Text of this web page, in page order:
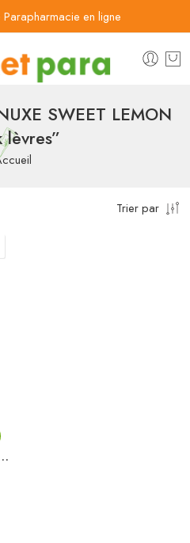
en ligne
SWEET LEMON
lèvres”
Trier par
lèvres hydratant Sweet Lemon 4G